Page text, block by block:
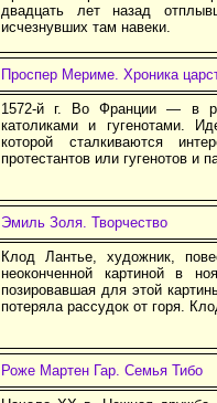
двадцать лет назад
исчезнувших там навеки.
Проспер Мериме. Хроника
1572-й г. Во Франции — в
католиками и гугенотами.
которой сталкиваются
протестантов или гугенотов и
Эмиль Золя. Творчество
Клод Лантье, художник,
неоконченной картиной в
позировавшая для этой
потеряла рассудок от горя.
Роже Мартен Гар. Семья Тибо